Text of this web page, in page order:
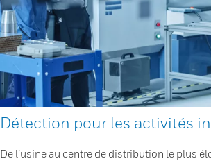
Détection pour les activités
De l’usine au centre de distribution le plus